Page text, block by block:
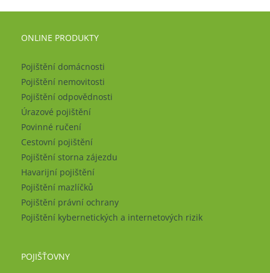
ONLINE PRODUKTY
Pojištění domácnosti
Pojištění nemovitosti
Pojištění odpovědnosti
Úrazové pojištění
Povinné ručení
Cestovní pojištění
Pojištění storna zájezdu
Havarijní pojištění
Pojištění mazlíčků
Pojištění právní ochrany
Pojištění kybernetických a internetových rizik
POJIŠŤOVNY